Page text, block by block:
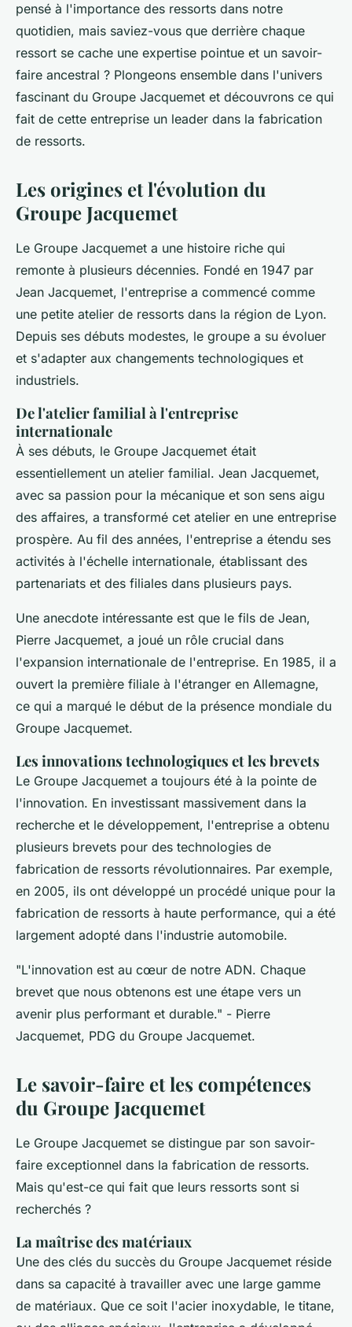
pensé à l'importance des ressorts dans notre
quotidien, mais saviez-vous que derrière chaque
ressort se cache une expertise pointue et un savoir-
faire ancestral ? Plongeons ensemble dans l'univers
fascinant du Groupe Jacquemet et découvrons ce qui
fait de cette entreprise un leader dans la fabrication
de ressorts.
Les origines et l'évolution du
Groupe Jacquemet
Le Groupe Jacquemet a une histoire riche qui
remonte à plusieurs décennies. Fondé en 1947 par
Jean Jacquemet, l'entreprise a commencé comme
une petite atelier de ressorts dans la région de Lyon.
Depuis ses débuts modestes, le groupe a su évoluer
et s'adapter aux changements technologiques et
industriels.
De l'atelier familial à l'entreprise
internationale
À ses débuts, le Groupe Jacquemet était
essentiellement un atelier familial. Jean Jacquemet,
avec sa passion pour la mécanique et son sens aigu
des affaires, a transformé cet atelier en une entreprise
prospère. Au fil des années, l'entreprise a étendu ses
activités à l'échelle internationale, établissant des
partenariats et des filiales dans plusieurs pays.
Une anecdote intéressante est que le fils de Jean,
Pierre Jacquemet, a joué un rôle crucial dans
l'expansion internationale de l'entreprise. En 1985, il a
ouvert la première filiale à l'étranger en Allemagne,
ce qui a marqué le début de la présence mondiale du
Groupe Jacquemet.
Les innovations technologiques et les brevets
Le Groupe Jacquemet a toujours été à la pointe de
l'innovation. En investissant massivement dans la
recherche et le développement, l'entreprise a obtenu
plusieurs brevets pour des technologies de
fabrication de ressorts révolutionnaires. Par exemple,
en 2005, ils ont développé un procédé unique pour la
fabrication de ressorts à haute performance, qui a été
largement adopté dans l'industrie automobile.
"L'innovation est au cœur de notre ADN. Chaque
brevet que nous obtenons est une étape vers un
avenir plus performant et durable." - Pierre
Jacquemet, PDG du Groupe Jacquemet.
Le savoir-faire et les compétences
du Groupe Jacquemet
Le Groupe Jacquemet se distingue par son savoir-
faire exceptionnel dans la fabrication de ressorts.
Mais qu'est-ce qui fait que leurs ressorts sont si
recherchés ?
La maîtrise des matériaux
Une des clés du succès du Groupe Jacquemet réside
dans sa capacité à travailler avec une large gamme
de matériaux. Que ce soit l'acier inoxydable, le titane,